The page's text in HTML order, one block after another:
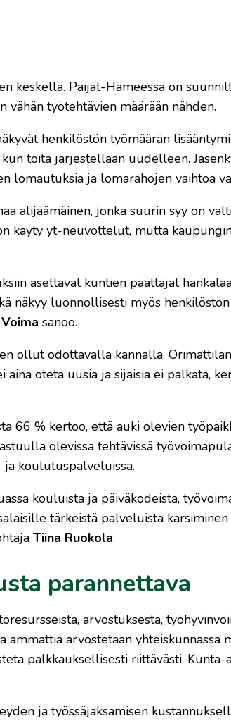
keskellä. Päijät-Hämeessä on
vähän työtehtävien määrään nähden.
henkilöstön työmäärän
töitä järjestellään uudelleen.
lomautuksia ja lomarahojen vaihtoa
alijäämäinen, jonka suurin syy on
käyty yt-neuvottelut, mutta
asettavat kuntien päättäjät
näkyy luonnollisesti myös henkilöstön
sanoo.
ollut odottavalla kannalla. Orimattilan
oteta uusia ja sijaisia ei palkata,
66 % kertoo, että auki olevien
olevissa tehtävissä
koulutuspalveluissa.
kouluista ja päiväkodeista,
tärkeistä palveluista karsiminen
Tiina Ruokola.
parannettava
arvostuksesta,
arvostetaan yhteiskunnassa
palkkauksellisesti riittävästi.
ja työssäjaksamisen